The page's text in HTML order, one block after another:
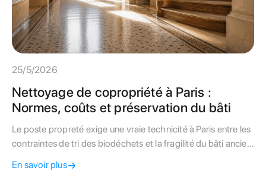
25/5/2026
Nettoyage de copropriété à Paris :
Normes, coûts et préservation du bâti
Le poste propreté exige une vraie technicité à Paris entre les
contraintes de tri des biodéchets et la fragilité du bâti ancien.
En savoir plus